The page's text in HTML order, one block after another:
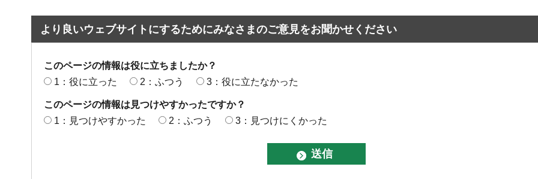
より良いウェブサイトにするためにみなさまのご意見をお聞かせください
このページの情報は役に立ちましたか？
1：役に立った
2：ふつう 3：役に立たなかった
このページの情報は見つけやすかったですか？
1：見つけやすかった
2：ふつう 3：見つけにくかった